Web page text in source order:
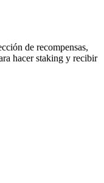
de recompensas,
hacer staking y recibir